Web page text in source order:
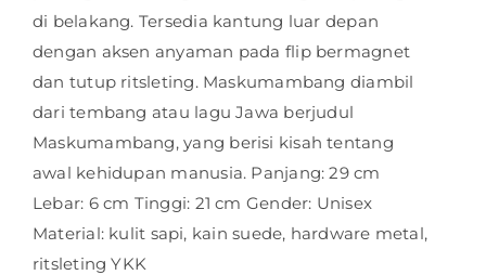
di belakang. Tersedia kantung luar depan
dengan aksen anyaman pada flip bermagnet
dan tutup ritsleting. Maskumambang diambil
dari tembang atau lagu Jawa berjudul
Maskumambang, yang berisi kisah tentang
awal kehidupan manusia. Panjang: 29 cm
Lebar: 6 cm Tinggi: 21 cm Gender: Unisex
Material: kulit sapi, kain suede, hardware metal,
ritsleting YKK